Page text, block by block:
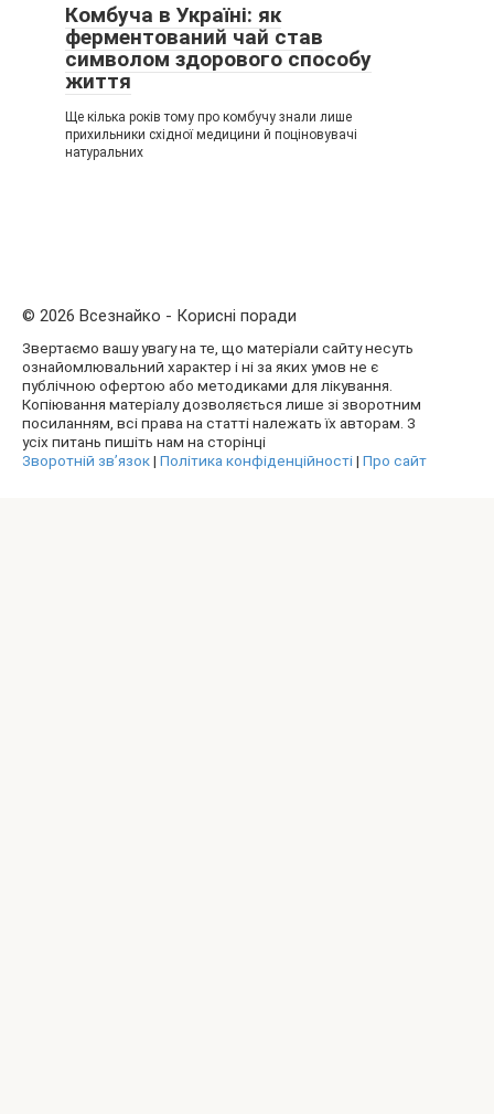
Комбуча в Україні: як
ферментований чай став
символом здорового способу
життя
Ще кілька років тому про комбучу знали лише
прихильники східної медицини й поціновувачі
натуральних
© 2026 Всезнайко - Корисні поради
Звертаємо вашу увагу на те, що матеріали сайту несуть
ознайомлювальний характер і ні за яких умов не є
публічною офертою або методиками для лікування.
Копіювання матеріалу дозволяється лише зі зворотним
посиланням, всі права на статті належать їх авторам. З
усіх питань пишіть нам на сторінці
Зворотній зв’язок| Політика конфіденційності| Про сайт